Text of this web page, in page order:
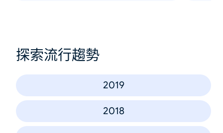
探索流行趨勢
2019
2018